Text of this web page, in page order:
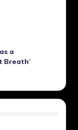
a
Breath’